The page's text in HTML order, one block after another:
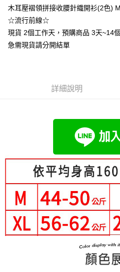
全支付
大哥付你分期
2.付款方式選擇「大哥付你分期」，訂單
4.訂單成立30分鐘內，如未前往確認交
消。如遇「轉專審核」未通過狀況，表
1.分期款項不併入電信帳單，「大哥付
醒簡訊。
2.透過簡訊連結打開帳單後，可選擇「超
帳／街口支付／iPASS MONEY」等通路
【注意事項】
1.本服務係由「台灣大哥大股份有限公
用戶於交易時，得透過本服務購買商品或
買賣價金債權讓與本公司後，依約使用本
2.基於同意付款使用「大哥付你分期」之
資料（包含姓名、電話或地址）提供予
由本公司與您本人進行分期帳單所需資料
3.完整用戶服務條款，請詳閱以下連結：
１．簡單：不需註冊會員、不需綁卡、不
２．便利：只要手機號碼，簡訊認證，
３．安心：先確認商品／服務後，再付款
【「AFTEE先享後付」結帳流程】
１．於結帳方式選擇「AFTEE先享後付
結帳頁面，進行簡訊認證並確認金額後
３．收到繳費通知簡訊後14天內，點擊
ATM／網路銀行／等多元方式進行付款
※ 請注意：結帳手續完成當下不需立刻
購買商品的店家。未經商家同意取消之
後付繳納相關費用。
※ 交易是否成功請以「AFTEE先享後付
是否繳費成功／繳費後需取消欲退款等
https://
「Hami Point」為中華電信所提供之點
會員帳號後，即可在購物車使用 Hami
運送方式
全家付款取貨
每筆NT$80，滿NT$699(含以上)免
付款後全家取貨
每筆NT$80，滿NT$699(含以上)免
每筆NT$80，滿NT$699(含以上)免
木耳壓褶領拼接收腰針織開衫(2色)
☆流行前線☆
現貨 2個工作天，預購商品 3天~14
急需現貨請分開結單
詳細說明